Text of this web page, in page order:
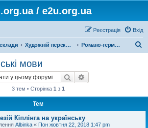
/ e2u.org.ua
Вхід
Реєстрація
Художній переклад Романо-германські мови
мови
Пошук
3 тем • Сторінка 1 з 1
Тем
Кіплінга на українську
Albinka « Пон жовтня 22, 2018 1:47 pm